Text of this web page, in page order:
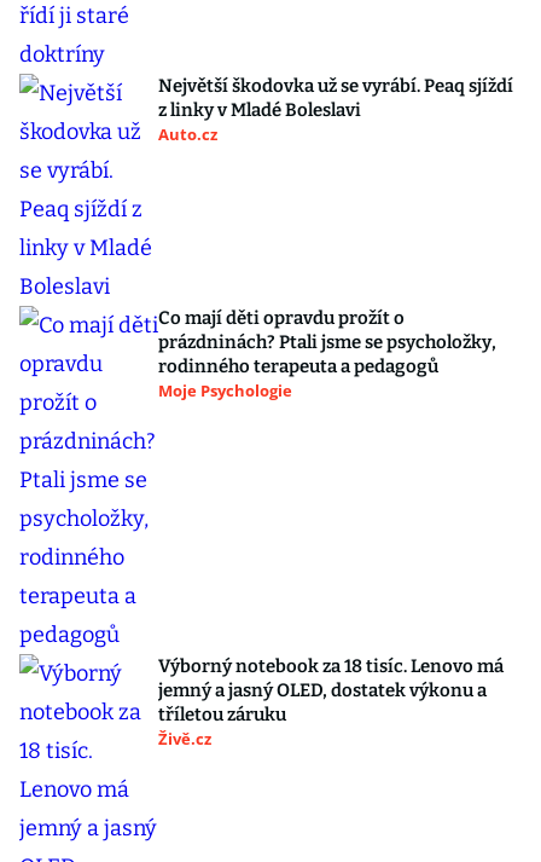
Největší škodovka už se vyrábí. Peaq sjíždí
z linky v Mladé Boleslavi
Auto.cz
Co mají děti opravdu prožít o
prázdninách? Ptali jsme se psycholožky,
rodinného terapeuta a pedagogů
Moje Psychologie
Výborný notebook za 18 tisíc. Lenovo má
jemný a jasný OLED, dostatek výkonu a
tříletou záruku
Živě.cz